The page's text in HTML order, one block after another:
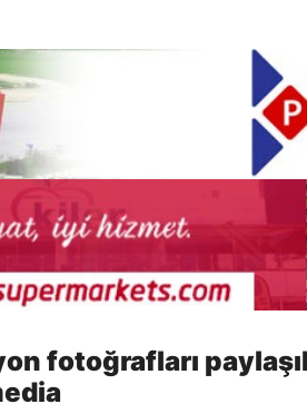
fotoğrafları